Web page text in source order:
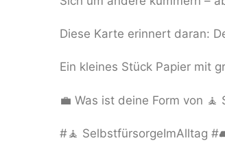
Diese Karte erinnert daran:
Ein kleines Stück Papier mit
💼 Was ist deine Form von
#🧘 SelbstfürsorgeImAlltag